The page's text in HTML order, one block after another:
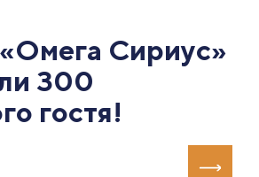
Сириус»
300
гостя!